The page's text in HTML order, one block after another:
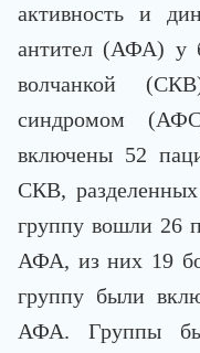
активность и
антител (АФА) у
волчанкой
синдромом
включены 52
СКВ,
группу вошли 26
АФА, из них 19
группу были
АФА. Группы